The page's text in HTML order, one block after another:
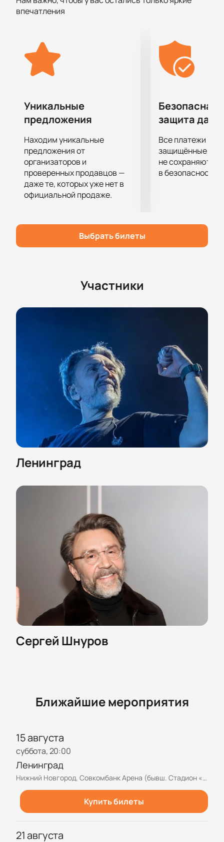
сердца слушателей. На концерте вы сможете
услышать как новые композиции, так и
визитной карточкой «Ленинграда». Сергей Шнуров
и его команда обещают живое шоу, полное драйва и
неподдельных эмоций.
Не упустите возможность стать частью этого
простой и удобный способ обеспечить себе место
на концерте. Не откладывайте покупку, ведь
количество билетов ограничено.
впечатления
Уникальные
предложения
Находим уникальные
предложения от
организаторов и
проверенных продавцов —
даже те, которых уже нет в
официальной продаже.
Безопасная
защита
Все платежи
защищённые
не сохраняются
в безопасности.
Выбрать билеты
Участники
Ленинград
Сергей Шнуров
Ближайшие мероприятия
15 августа
суббота, 20:00
Ленинград
Нижний Новгород, Совкомбанк Арена (бывш. Стадион «Нижний Новгород»)
Купить билеты
21 августа